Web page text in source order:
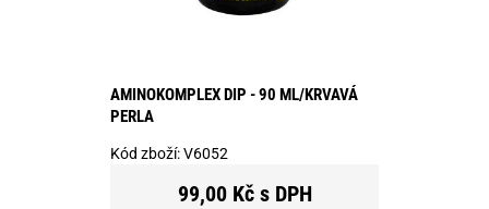
AMINOKOMPLEX DIP - 90 ML/KRVAVÁ
PERLA
Kód zboží:V6052
99,00 Kč s DPH